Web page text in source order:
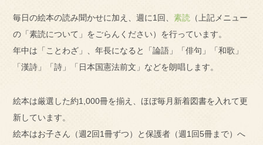
毎日の絵本の読み聞かせに加え、週に1回、素読 （上記メニュー
の「素読について」をごらんください）を行っています。
年中は「ことわざ」、年長になると「論語」「俳句」「和歌」
「漢詩」「詩」「日本国憲法前文」などを朗唱します。
絵本は厳選した約1,000冊を揃え、ほぼ毎月新着図書を入れて更
新しています。
絵本はお子さん（週2回1冊ずつ）と保護者（週1回5冊まで）へ